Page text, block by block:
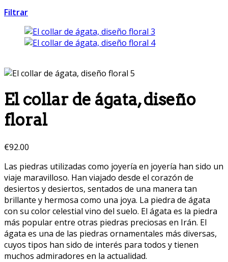
Filtrar
El collar de ágata, diseño
floral
€92.00
Las piedras utilizadas como joyería en joyería han sido un
viaje maravilloso. Han viajado desde el corazón de
desiertos y desiertos, sentados de una manera tan
brillante y hermosa como una joya. La piedra de ágata
con su color celestial vino del suelo. El ágata es la piedra
más popular entre otras piedras preciosas en Irán. El
ágata es una de las piedras ornamentales más diversas,
cuyos tipos han sido de interés para todos y tienen
muchos admiradores en la actualidad.